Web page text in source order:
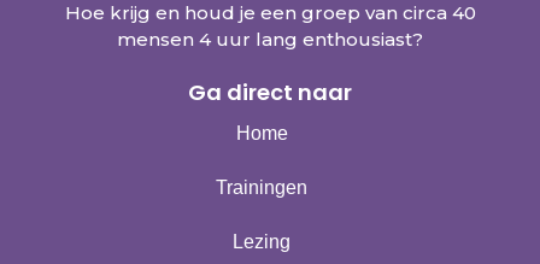
Hoe krijg en houd je een groep van circa 40
mensen 4 uur lang enthousiast?
Ga direct naar
Home
Trainingen
Lezing